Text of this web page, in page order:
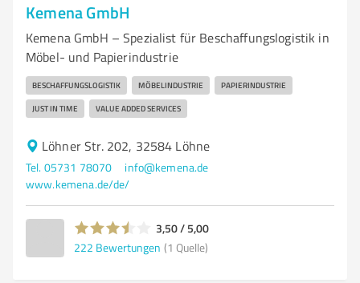
Kemena GmbH
Kemena GmbH – Spezialist für Beschaffungslogistik in
Möbel- und Papierindustrie
BESCHAFFUNGSLOGISTIK MÖBELINDUSTRIE PAPIERINDUSTRIE
JUST IN TIME VALUE ADDED SERVICES
Löhner Str. 202, 32584 Löhne
Tel. 05731 78070
info@kemena.de
www.kemena.de/de/
3,50 / 5,00
222 Bewertungen (1 Quelle)